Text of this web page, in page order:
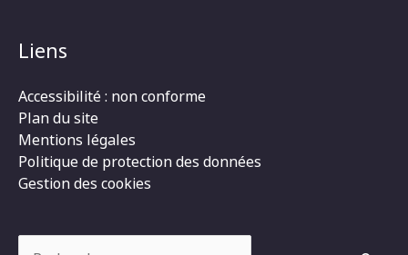
Liens
Accessibilité : non conforme
Plan du site
Mentions légales
Politique de protection des données
Gestion des cookies